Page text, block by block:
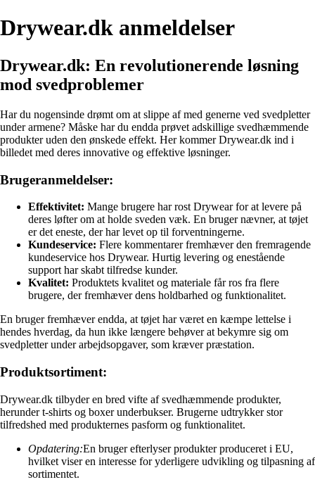
Drywear.dk anmeldelser
Drywear.dk: En revolutionerende løsning
mod svedproblemer
Har du nogensinde drømt om at slippe af med generne ved svedpletter
under armene? Måske har du endda prøvet adskillige svedhæmmende
produkter uden den ønskede effekt. Her kommer Drywear.dk ind i
billedet med deres innovative og effektive løsninger.
Brugeranmeldelser:
Effektivitet: Mange brugere har rost Drywear for at levere på
deres løfter om at holde sveden væk. En bruger nævner, at tøjet
er det eneste, der har levet op til forventningerne.
Kundeservice: Flere kommentarer fremhæver den fremragende
kundeservice hos Drywear. Hurtig levering og enestående
support har skabt tilfredse kunder.
Kvalitet: Produktets kvalitet og materiale får ros fra flere
brugere, der fremhæver dens holdbarhed og funktionalitet.
En bruger fremhæver endda, at tøjet har været en kæmpe lettelse i
hendes hverdag, da hun ikke længere behøver at bekymre sig om
svedpletter under arbejdsopgaver, som kræver præstation.
Produktsortiment:
Drywear.dk tilbyder en bred vifte af svedhæmmende produkter,
herunder t-shirts og boxer underbukser. Brugerne udtrykker stor
tilfredshed med produkternes pasform og funktionalitet.
Opdatering:En bruger efterlyser produkter produceret i EU,
hvilket viser en interesse for yderligere udvikling og tilpasning af
sortimentet.